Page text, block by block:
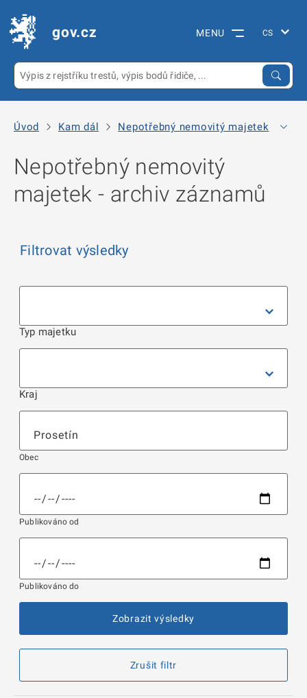
gov.cz MENU
Úvod Kam dál Nepotřebný nemovitý majetek
Nepotřebný nemovitý
majetek - archiv záznamů
Filtrovat výsledky
Typ majetku
Kraj
Obec
Publikováno od
Publikováno do
Zobrazit výsledky
Zrušit filtr